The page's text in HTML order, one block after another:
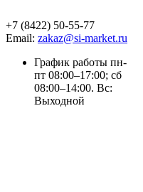
+7 (8422) 50-55-77
Email: zakaz@si-market.ru
График работы пн-
пт 08:00–17:00; сб
08:00–14:00. Вс:
Выходной